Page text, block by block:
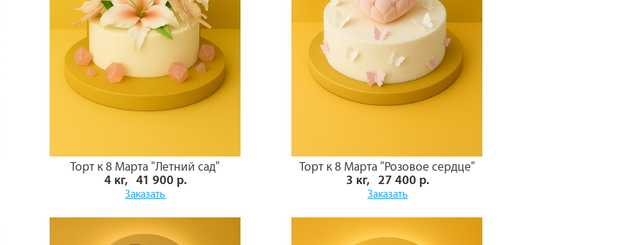
Торт к 8 Марта "Летний сад"
4 кг, 41 900 р.
Заказать
Торт к 8 Марта "Розовое сердце"
3 кг, 27 400 р.
Заказать